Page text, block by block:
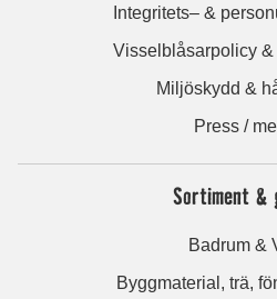
Integritets– &
Visselblåsarpolicy &
Miljöskydd &
Press /
Sortiment &
Badrum &
Byggmaterial, trä,